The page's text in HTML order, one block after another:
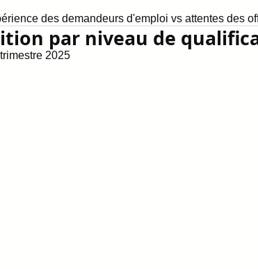
des demandeurs d'emploi vs attentes des
par niveau de
2025